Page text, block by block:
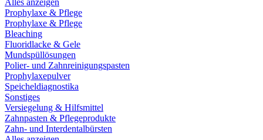
Alles anzeigen
Prophylaxe & Pflege
Prophylaxe & Pflege
Bleaching
Fluoridlacke & Gele
Mundspüllösungen
Polier- und Zahnreinigungspasten
Prophylaxepulver
Speicheldiagnostika
Sonstiges
Versiegelung & Hilfsmittel
Zahnpasten & Pflegeprodukte
Zahn- und Interdentalbürsten